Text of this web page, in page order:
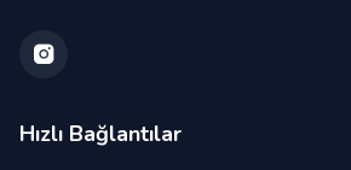
Hızlı Bağlantılar